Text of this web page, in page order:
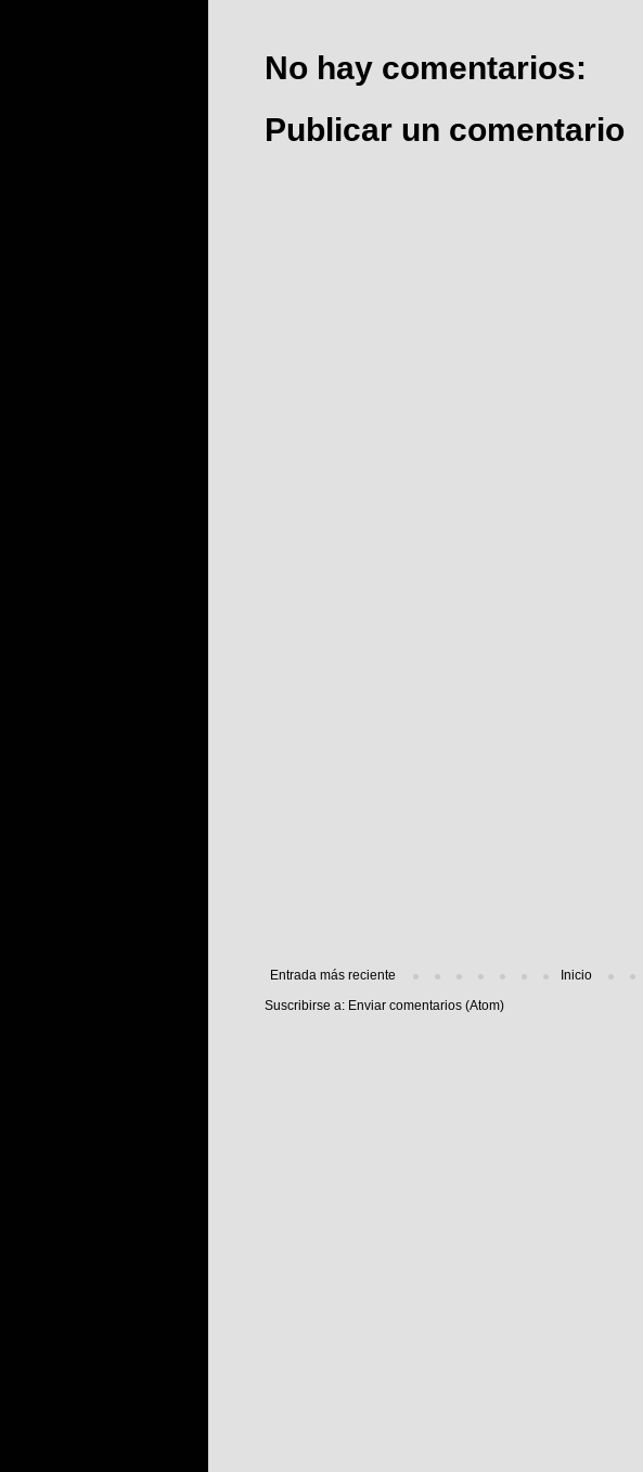
No hay comentarios:
Publicar un comentario
Entrada más reciente
Inicio
Suscribirse a: Enviar comentarios (Atom)